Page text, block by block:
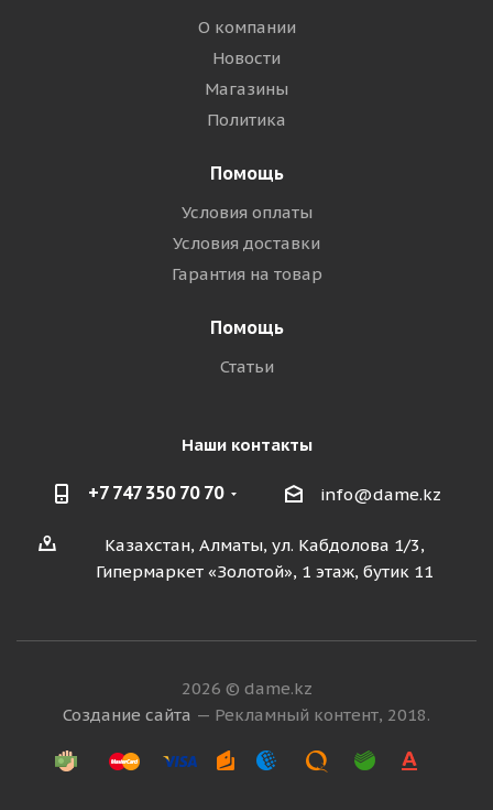
О компании
Новости
Магазины
Политика
Помощь
Условия оплаты
Условия доставки
Гарантия на товар
Помощь
Статьи
Наши контакты
+7 747 350 70 70 info@dame.kz
Казахстан, Алматы, ул. Кабдолова 1/3,
Гипермаркет «Золотой», 1 этаж, бутик 11
2026 © dame.kz
Создание сайта — Рекламный контент, 2018.